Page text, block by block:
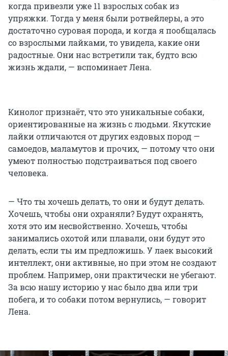
когда привезли уже 11 взрослых собак из
упряжки. Тогда у меня были ротвейлеры, а это
достаточно суровая порода, и когда я пообщалась
со взрослыми лайками, то увидела, какие они
радостные. Они нас встретили так, будто всю
жизнь ждали, — вспоминает Лена.
Кинолог признаёт, что это уникальные собаки,
ориентированные на жизнь с людьми. Якутские
лайки отличаются от других ездовых пород —
самоедов, маламутов и прочих, — потому что они
умеют полностью подстраиваться под своего
человека.
— Что ты хочешь делать, то они и будут делать.
Хочешь, чтобы они охраняли? Будут охранять,
хотя это им несвойственно. Хочешь, чтобы
занимались охотой или плавали, они будут это
делать, если ты им предложишь. У лаек высокий
интеллект, они активные, но при этом не создают
проблем. Например, они практически не убегают.
За всю нашу историю у нас было два или три
побега, и то собаки потом вернулись, — говорит
Лена.